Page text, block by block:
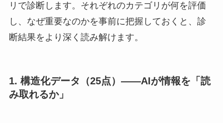
リで診断します。それぞれのカテゴリが何を評価
し、なぜ重要なのかを事前に把握しておくと、診
断結果をより深く読み解けます。
1. 構造化データ（25点）——AIが情報を「読
み取れるか」